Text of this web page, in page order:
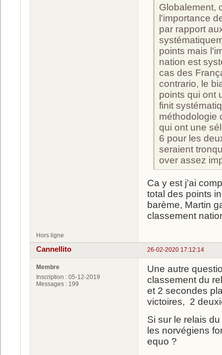
Globalement,
l'importance
par rapport
points mais
nation est
cas des
contrario, le
points qui ont
finit
méthodologie
qui ont une
6 pour les
seraient
over assez
Ca y est j'ai
total des points
barème, Martin
classement
Hors ligne
26-02-2020 17:12:14
Cannellito
Membre
Inscription : 05-12-2019
Messages : 199
Une autre
classement du
et 2 secondes
victoires, 2
Si sur le relais
les norvégiens
equo ?